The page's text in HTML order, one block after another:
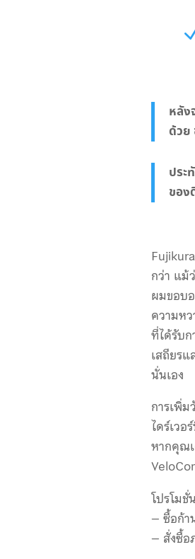
หลัง
ด้วย
ประ
ของ
กว่า แม้
ผมขอบ
ความห
ที่ได้รับ
เสถียร
นั่นเอง
การเพิ่
ไดร์เว
หากคุณ
โปรโม
– ซื้อก้า
– สั่งซื้อ